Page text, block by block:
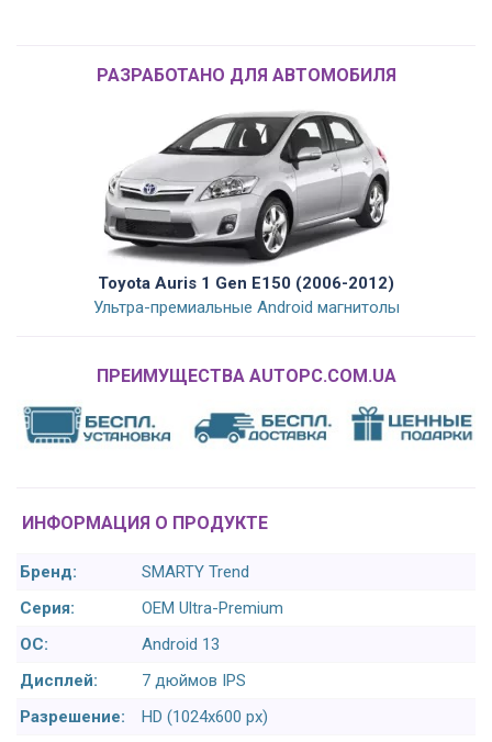
РАЗРАБОТАНО ДЛЯ АВТОМОБИЛЯ
Toyota Auris 1 Gen E150 (2006-2012)
Ультра-премиальные Android магнитолы
ПРЕИМУЩЕСТВА AUTOPC.COM.UA
ИНФОРМАЦИЯ О ПРОДУКТЕ
Бренд:
SMARTY Trend
Серия:
OEM Ultra-Premium
ОС:
Android 13
Дисплей:
7 дюймов IPS
Разрешение:
HD (1024х600 px)